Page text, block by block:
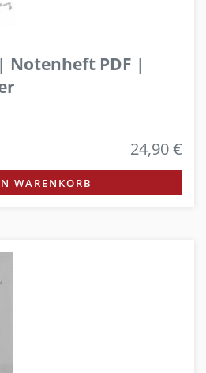
Notenheft PDF |
24,90 €
WARENKORB